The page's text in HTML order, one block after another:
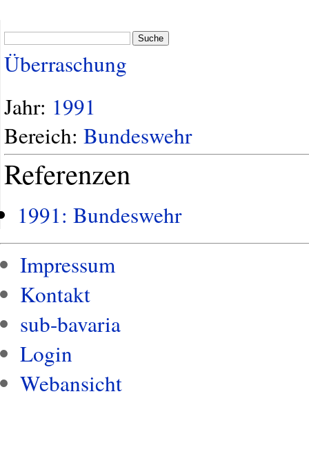
Suche
Überraschung
Jahr: 1991
Bereich: Bundeswehr
Referenzen
1991: Bundeswehr
Impressum
Kontakt
sub-bavaria
Login
Webansicht